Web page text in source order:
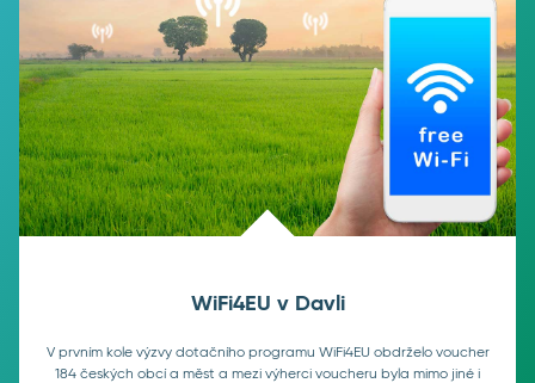
WiFi4EU v Davli
V prvním kole výzvy dotačního programu WiFi4EU obdrželo voucher
184 českých obcí a měst a mezi výherci voucheru byla mimo jiné i